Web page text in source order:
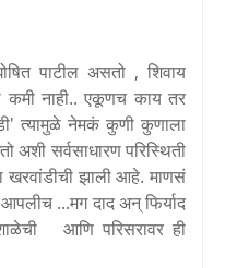
पाटील असतो , शिवाय
कमी नाही.. एकूणच काय तर
त्यामुळे नेमकं कुणी कुणाला
सर्वसाधारण परिस्थिती
झाली आहे. माणसं
...मग दाद अन् फिर्याद
आणि परिसरावर ही